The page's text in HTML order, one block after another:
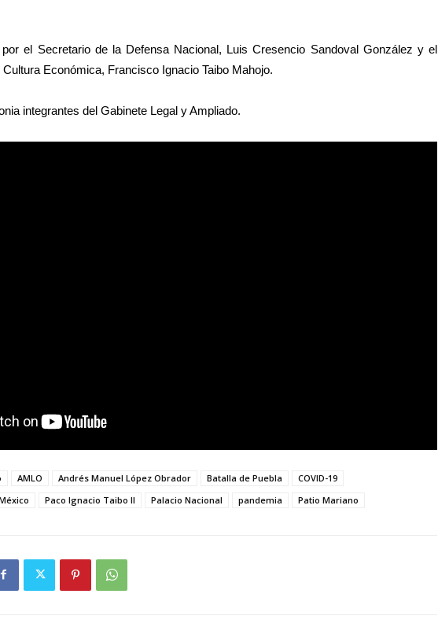
el Secretario de la Defensa Nacional, Luis Cresencio Sandoval González y el
Económica, Francisco Ignacio Taibo Mahojo.
integrantes del Gabinete Legal y Ampliado.
AMLO Andrés Manuel López Obrador Batalla de Puebla
COVID-19
Paco Ignacio Taibo II Palacio Nacional pandemia Patio Mariano